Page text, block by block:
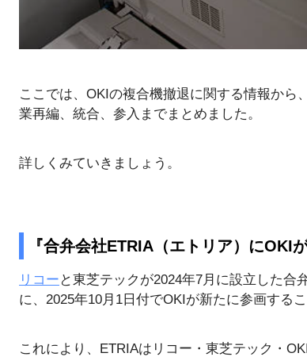
ここでは、OKIの複合機撤退に関する情報から
業再編、統合、参入までまとめました。
詳しくみていきましょう。
『合弁会社ETRIA（エトリア）にOKIが
リコー と東芝テックが2024年7月に設立した合
に、2025年10月1日付でOKIが新たに参画する
これにより、ETRIAはリコー・東芝テック・